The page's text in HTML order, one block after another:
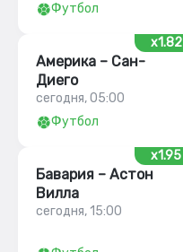
Футбол
x1.82
Америка – Сан-
Диего
сегодня, 05:00
Футбол
x1.95
Бавария – Астон
Вилла
сегодня, 15:00